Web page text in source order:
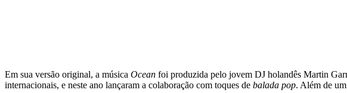
Em sua versão original, a música Ocean foi produzida pelo jovem DJ holandês Martin
internacionais, e neste ano lançaram a colaboração com toques de balada pop. Além de